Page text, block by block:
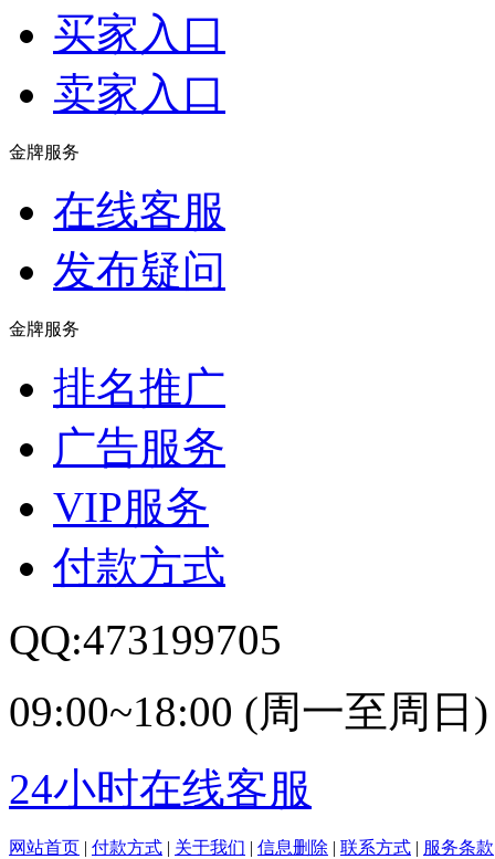
买家入口
卖家入口
金牌服务
在线客服
发布疑问
金牌服务
排名推广
广告服务
VIP服务
付款方式
QQ:473199705
09:00~18:00 (周一至周日)
24小时在线客服
网站首页 | 付款方式 | 关于我们 | 信息删除 | 联系方式 | 服务条款